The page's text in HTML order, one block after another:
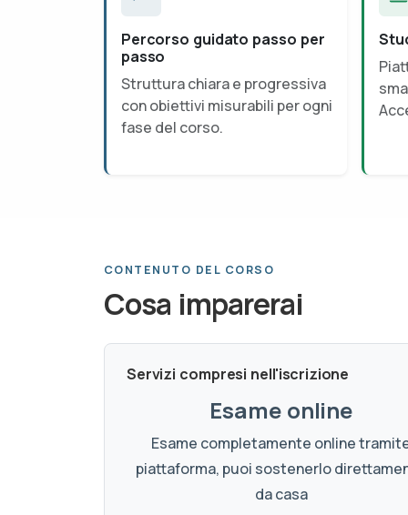
Percorso guidato passo per
passo
Struttura chiara e progressiva
con obiettivi misurabili per ogni
fase del corso.
CONTENUTO DEL CORSO
Cosa imparerai
Servizi compresi nell'iscrizione
Esame online
Esame completamente online
piattaforma, puoi sostenerlo
da casa